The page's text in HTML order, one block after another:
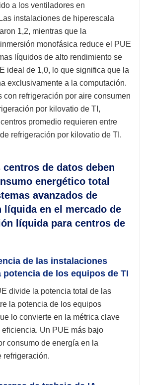
a los ventiladores en
instalaciones de hiperescala
1,2, mientras que la
monofásica reduce el PUE
líquidos de alto rendimiento se
ideal de 1,0, lo que significa que la
exclusivamente a la computación.
con refrigeración por aire consumen
por kilovatio de TI,
promedio requieren entre
refrigeración por kilovatio de TI.
centros de datos deben
energético total
avanzados de
líquida en el mercado de
líquida para centros de
de las instalaciones
de los equipos de TI
divide la potencia total de las
la potencia de los equipos
lo convierte en la métrica clave
eficiencia. Un PUE más bajo
consumo de energía en la
refrigeración.